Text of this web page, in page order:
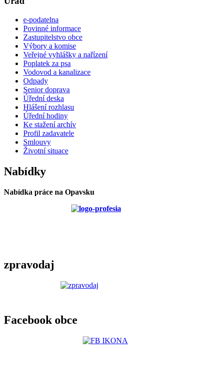
e-podatelna
Povinné informace
Zastupitelstvo obce
Výbory a komise
Veřejné vyhlášky a nařízení
Poplatek za psa
Vodovod a kanalizace
Odpady
Senior doprava
Úřední deska
Hlášení rozhlasu
Úřední hodiny
Ke stažení archív
Profil zadavatele
Smlouvy
Životní situace
Nabídky
Nabídka práce na Opavsku
zpravodaj
Facebook obce